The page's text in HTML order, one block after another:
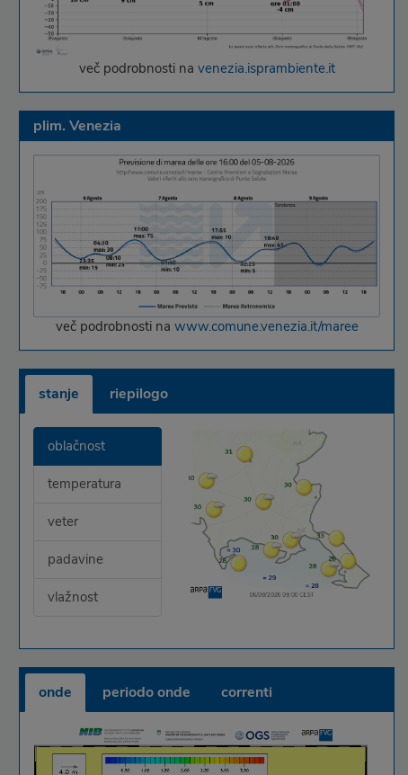
več podrobnosti na venezia.isprambiente.it
plim. Venezia
več podrobnosti na www.comune.venezia.it/maree
stanje riepilogo
oblačnost
temperatura
veter
padavine
vlažnost
onde periodo onde correnti